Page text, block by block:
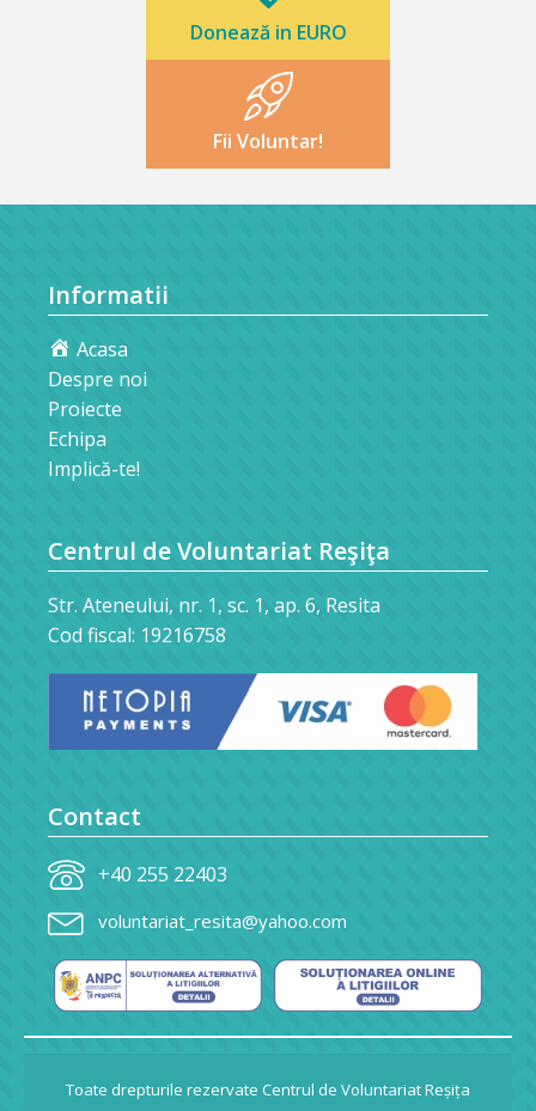
Donează in EURO
Fii Voluntar!
Informatii
Acasa
Despre noi
Proiecte
Echipa
Implică-te!
Centrul de Voluntariat Reşiţa
Str. Ateneului, nr. 1, sc. 1, ap. 6, Resita
Cod fiscal: 19216758
Contact
+40 255 22403
voluntariat_resita@yahoo.com
Toate drepturile rezervate Centrul de Voluntariat Reșița